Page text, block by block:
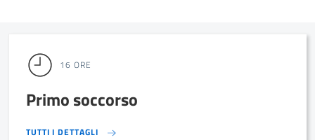
16 ORE
Primo soccorso
TUTTI I DETTAGLI TUTTI I DETTAGLI